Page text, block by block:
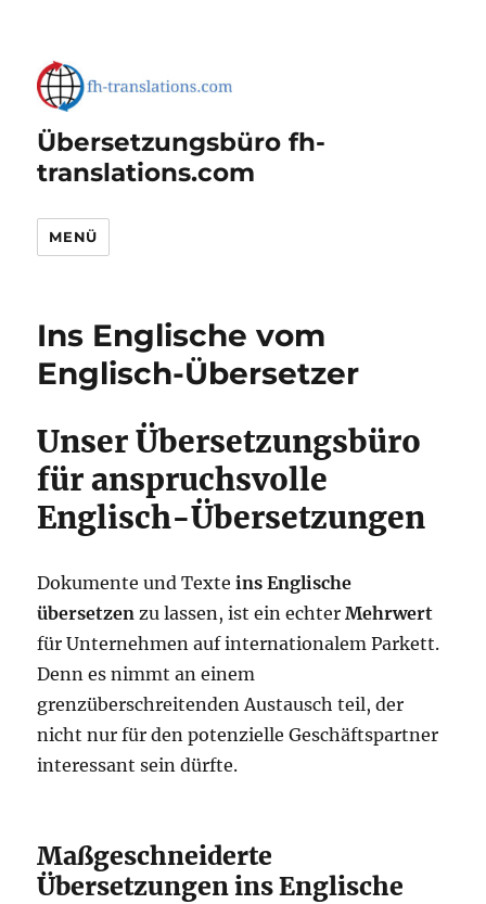
Übersetzungsbüro fh-
translations.com
MENÜ
Ins Englische vom
Englisch-Übersetzer
Unser Übersetzungsbüro
für anspruchsvolle
Englisch-Übersetzungen
Dokumente und Texteins Englische
übersetzen zu lassen, ist ein echterMehrwert
für Unternehmen auf internationalem Parkett.
Denn es nimmt an einem
grenzüberschreitenden Austausch teil, der
nicht nur für den potenzielle Geschäftspartner
interessant sein dürfte.
Maßgeschneiderte
Übersetzungen ins Englische